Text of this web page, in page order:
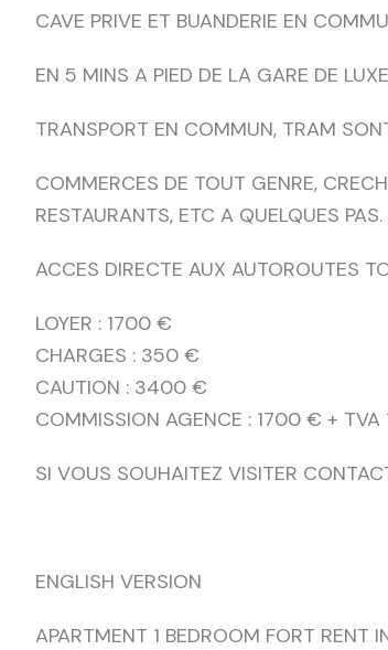
CAVE PRIVE ET BUANDERIE EN
EN 5 MINS A PIED DE LA GARE DE
TRANSPORT EN COMMUN, TRAM
COMMERCES DE TOUT GENRE,
RESTAURANTS, ETC A QUELQUES PAS.
ACCES DIRECTE AUX AUTOROUTES
LOYER : 1700 €
CHARGES : 350 €
CAUTION : 3400 €
COMMISSION AGENCE : 1700 € + TVA
SI VOUS SOUHAITEZ VISITER
ENGLISH VERSION
APARTMENT 1 BEDROOM FORT RENT